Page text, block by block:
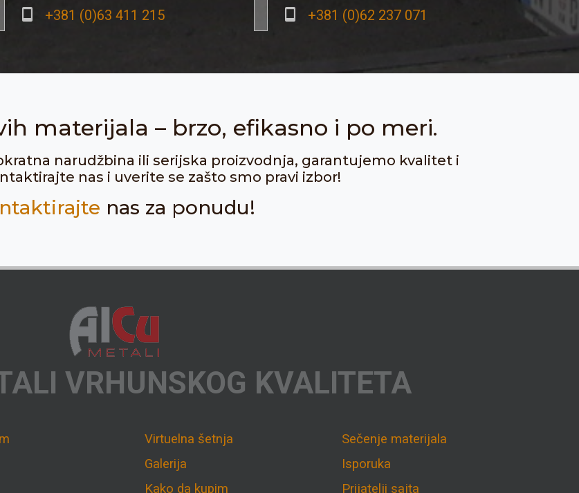
+381 (0)63 411 215
+381 (0)62 237 071
materijala – brzo, efikasno i po meri.
narudžbina ili serijska proizvodnja, garantujemo kvalitet i
nas i uverite se zašto smo pravi izbor!
nas za ponudu!
VRHUNSKOG KVALITETA
Virtuelna šetnja
Galerija
Kako da kupim
Sečenje materijala
Isporuka
Prijatelji sajta